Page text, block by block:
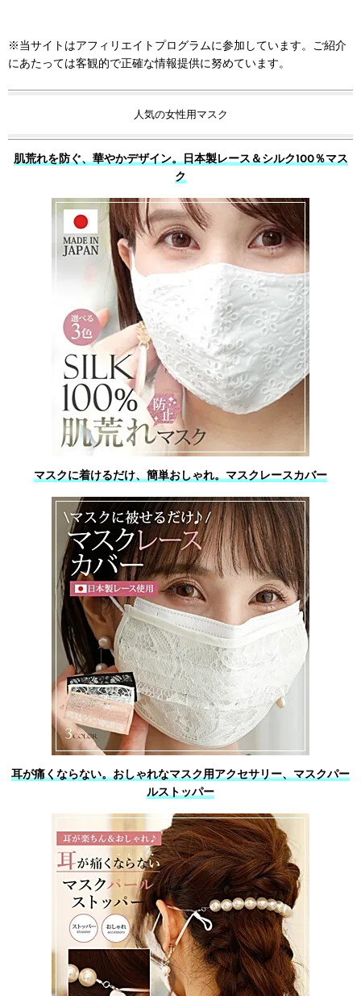
※当サイトはアフィリエイトプログラムに参加しています。ご紹介
にあたっては客観的で正確な情報提供に努めています。
人気の女性用マスク
肌荒れを防ぐ、華やかデザイン。日本製レース＆シルク100％マス
ク
マスクに着けるだけ、簡単おしゃれ。マスクレースカバー
耳が痛くならない。おしゃれなマスク用アクセサリー、マスクパー
ルストッパー